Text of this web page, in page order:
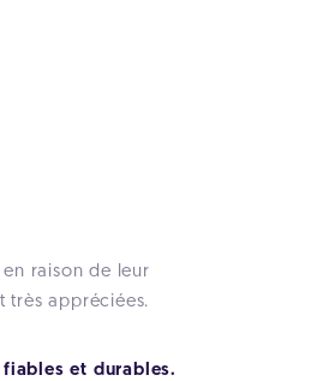
raison de leur
très appréciées.
et durables.